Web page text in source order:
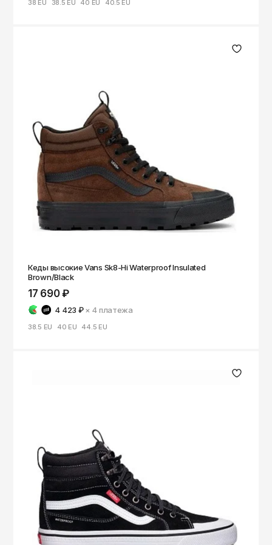
38 EU 38.5 EU 40 EU 40.5 EU
Кеды высокие Vans Sk8-Hi Waterproof Insulated
Brown/Black
17 690 ₽
4 423 ₽ × 4платежа
38.5 EU 40 EU 44.5 EU